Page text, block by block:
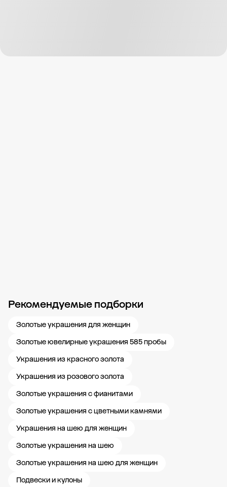
Рекомендуемые подборки
Золотые украшения для женщин
Золотые ювелирные украшения 585 пробы
Украшения из красного золота
Украшения из розового золота
Золотые украшения с фианитами
Золотые украшения с цветными камнями
Украшения на шею для женщин
Золотые украшения на шею
Золотые украшения на шею для женщин
Подвески и кулоны
Новости компании Журнал ЗОЛОТОЙ Блог